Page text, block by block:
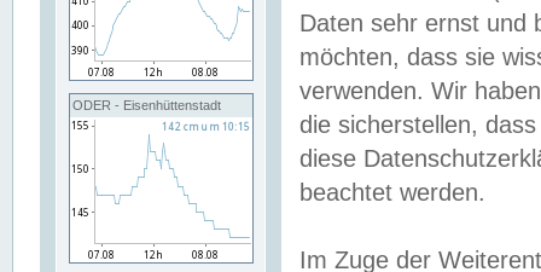
ODER - Eisenhüttenstadt
Daten sehr ernst und
möchten, dass sie
verwenden. Wir
die sicherstellen,
diese
beachtet werden.
Im Zuge der